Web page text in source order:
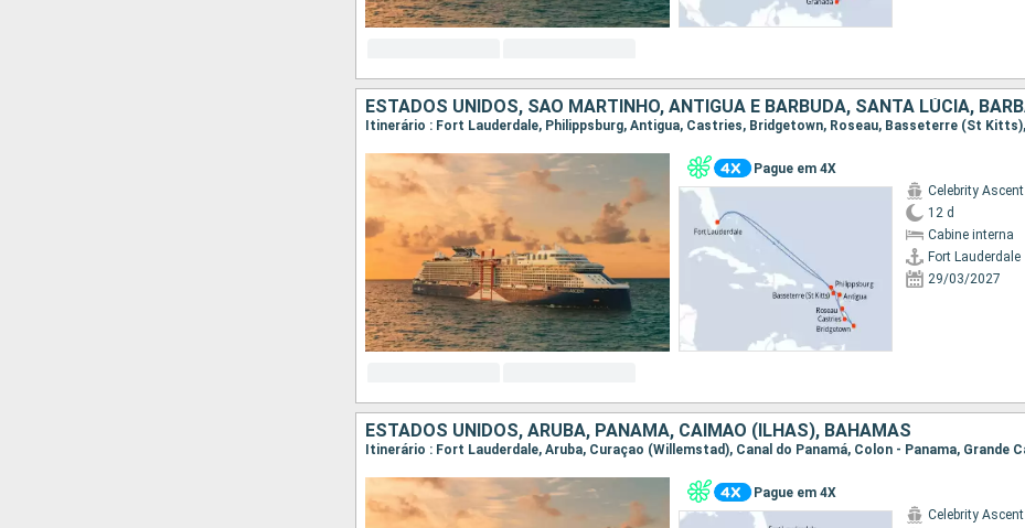
Pague em 4X
Celebrity Ascent
12 d
Cabine interna
Fort Lauderdale
29/03/2027
ESTADOS UNIDOS, ARUBA, PANAMA, CAIMÃO (ILHAS), BAHAMAS
Pague em 4X
Celebrity Ascent